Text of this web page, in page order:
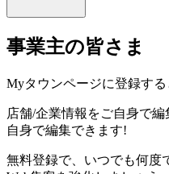
事業主の皆さま
Myタウンページに登録する
店舗/企業情報をご自身で編
自身で編集できます!
無料登録で、いつでも何度